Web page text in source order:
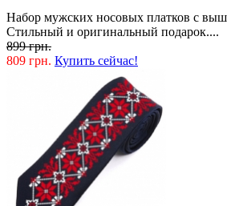
Набор мужских носовых платков с
Стильный и оригинальный подарок....
899 грн.
809 грн. Купить сейчас!